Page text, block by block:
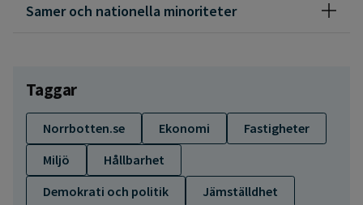
Samer och nationella minoriteter
Taggar
Norrbotten.se Ekonomi
Fastigheter
Miljö
Hållbarhet
Demokrati och politik
Jämställdhet